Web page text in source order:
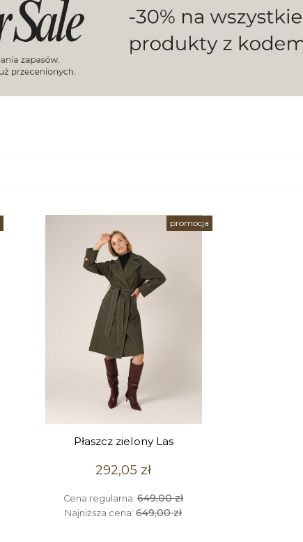
Płaszcz zielony Las
292,05 zł
Cena regularna: 649,00 zł
Najniższa cena: 649,00 zł
promocja